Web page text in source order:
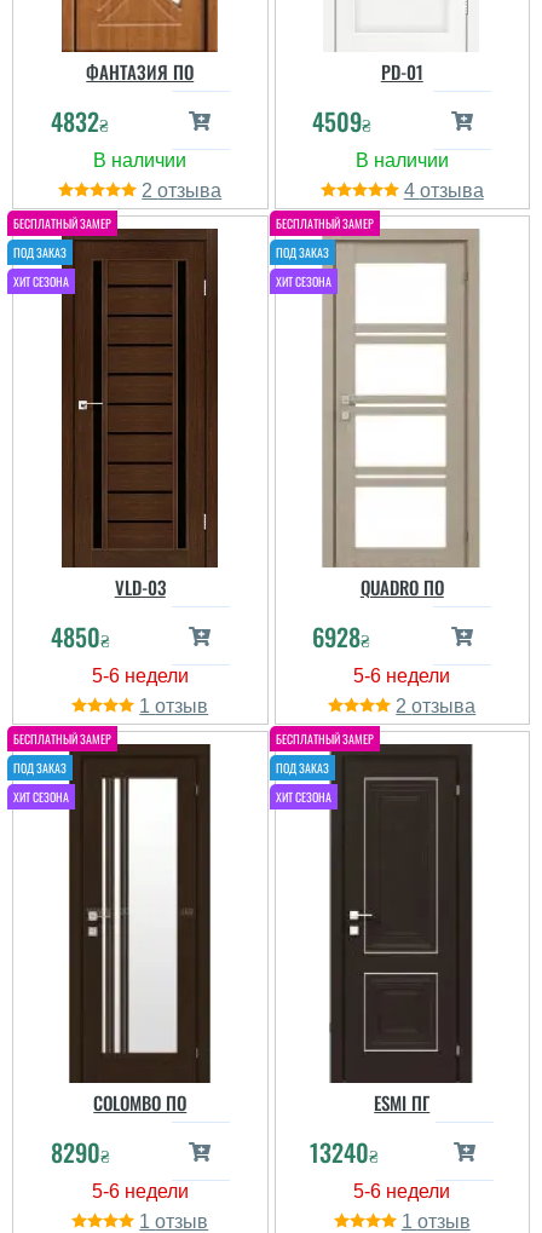
Станислав
читати всі відгуки
ФАНТАЗИЯ ПО
4832₴
2
PD-01
4509₴
4
VLD-03
4850₴
1
QUADRO ПО
6928₴
2
COLOMBO ПО
8290₴
1
ESMI ПГ
13240₴
1